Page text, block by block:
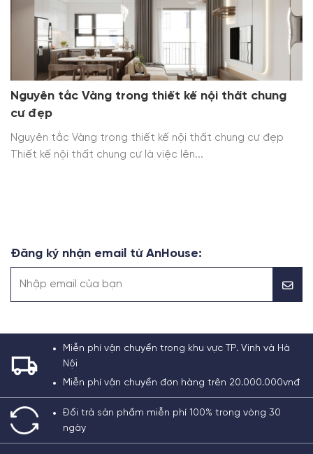
Nguyên tắc Vàng trong thiết kế nội thất chung
cư đẹp
Nguyên tắc Vàng trong thiết kế nội thất chung cư đẹp
Thiết kế nội thất chung cư là việc lên...
Đăng ký nhận email từ AnHouse:
Miễn phí vận chuyển trong khu vực TP. Vinh và Hà
Nội
Miễn phí vận chuyển đơn hàng trên 20.000.000vnđ
Đổi trả sản phẩm miễn phí 100% trong vòng 30
ngày